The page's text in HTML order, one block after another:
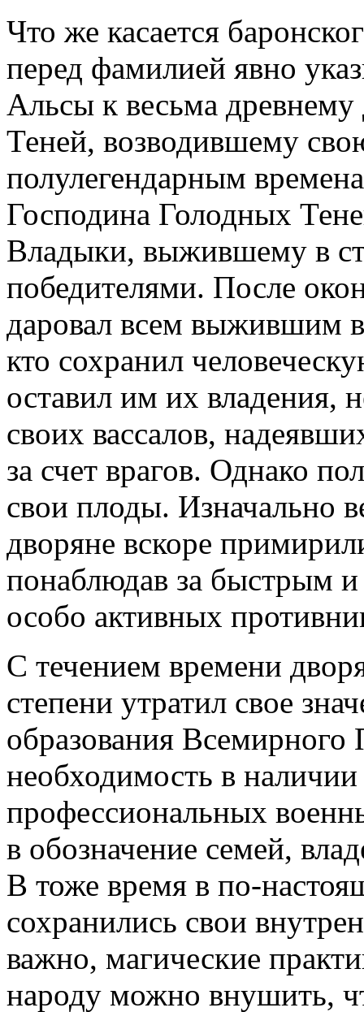
Что же касается
перед фамилией явно
Альсы к весьма
Теней, возводившему
полулегендарным
Господина Голодных
Владыки, выжившему в
победителями. После
даровал всем выжившим
кто сохранил
оставил им их владения,
своих вассалов,
за счет врагов. Однако
свои плоды. Изначально
дворяне вскоре
понаблюдав за быстрым
особо активных
С течением времени
степени утратил свое
образования Всемирного
необходимость в
профессиональных
в обозначение семей,
В тоже время в по-
сохранились свои
важно, магические
народу можно внушить,